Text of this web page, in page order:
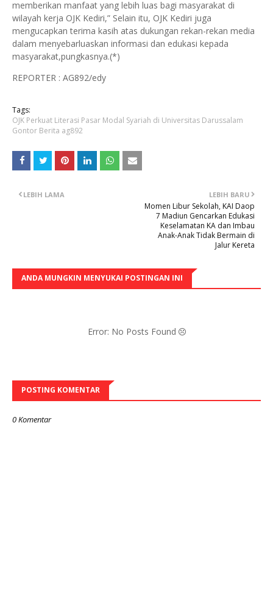
memberikan manfaat yang lebih luas bagi masyarakat di
wilayah kerja OJK Kediri,” Selain itu, OJK Kediri juga
mengucapkan terima kasih atas dukungan rekan-rekan media
dalam menyebarluaskan informasi dan edukasi kepada
masyarakat,pungkasnya.(*)
REPORTER : AG892/edy
Tags:
OJK Perkuat Literasi Pasar Modal Syariah di Universitas Darussalam
Gontor Berita ag892
LEBIH BARU
Momen Libur Sekolah, KAI Daop
7 Madiun Gencarkan Edukasi
Keselamatan KA dan Imbau
Anak-Anak Tidak Bermain di
Jalur Kereta
LEBIH LAMA
ANDA MUNGKIN MENYUKAI POSTINGAN INI
Error: No Posts Found
POSTING KOMENTAR
0 Komentar